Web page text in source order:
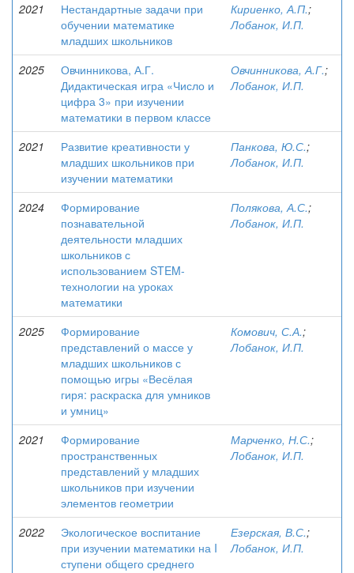
2021
Нестандартные задачи при
обучении математике
младших школьников
Кириенко, А.П.;
Лобанок, И.П.
2025
Овчинникова, А.Г.
Дидактическая игра «Число и
цифра 3» при изучении
математики в первом классе
Овчинникова, А.Г.;
Лобанок, И.П.
2021
Развитие креативности у
младших школьников при
изучении математики
Панкова, Ю.С.;
Лобанок, И.П.
2024
Формирование
познавательной
деятельности младших
школьников с
использованием STEM-
технологии на уроках
математики
Полякова, А.С.;
Лобанок, И.П.
2025
Формирование
представлений о массе у
младших школьников с
помощью игры «Весёлая
гиря: раскраска для умников
и умниц»
Комович, С.А.;
Лобанок, И.П.
2021
Формирование
пространственных
представлений у младших
школьников при изучении
элементов геометрии
Марченко, Н.С.;
Лобанок, И.П.
2022
Экологическое воспитание
при изучении математики на I
ступени общего среднего
Езерская, В.С.;
Лобанок, И.П.